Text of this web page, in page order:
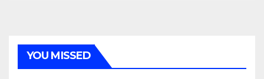
YOU MISSED